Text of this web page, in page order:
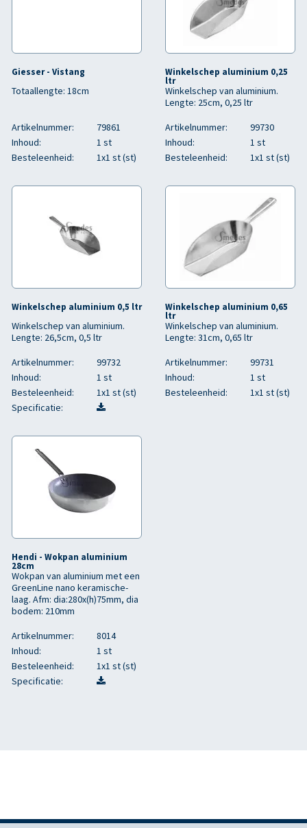
Giesser - Vistang
Totaallengte: 18cm
Artikelnummer:
79861
Inhoud:
1 st
Besteleenheid:
1x1 st (st)
Winkelschep aluminium 0,25
ltr
Winkelschep van aluminium.
Lengte: 25cm, 0,25 ltr
Artikelnummer:
99730
Inhoud:
1 st
Besteleenheid:
1x1 st (st)
Winkelschep aluminium 0,5 ltr
Winkelschep van aluminium.
Lengte: 26,5cm, 0,5 ltr
Artikelnummer:
99732
Inhoud:
1 st
Besteleenheid:
1x1 st (st)
Specificatie:
Winkelschep aluminium 0,65
ltr
Winkelschep van aluminium.
Lengte: 31cm, 0,65 ltr
Artikelnummer:
99731
Inhoud:
1 st
Besteleenheid:
1x1 st (st)
Hendi - Wokpan aluminium
28cm
Wokpan van aluminium met een
GreenLine nano keramische-
laag. Afm: dia:280x(h)75mm, dia
bodem: 210mm
Artikelnummer:
8014
Inhoud:
1 st
Besteleenheid:
1x1 st (st)
Specificatie: